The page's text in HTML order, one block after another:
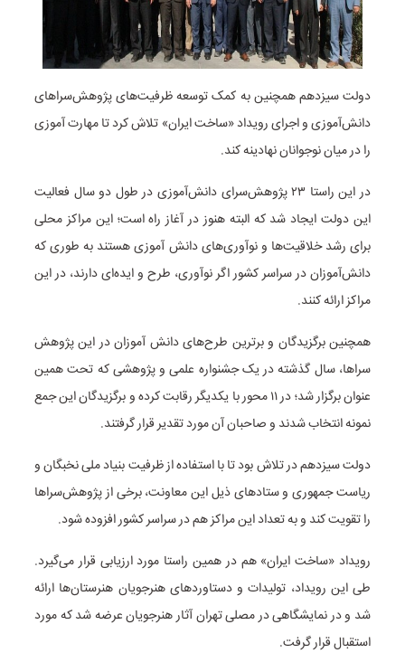
دولت سیزدهم همچنین به کمک توسعه ظرفیت‌های پژوهش‌سراهای
دانش‌آموزی و اجرای رویداد «ساخت ایران» تلاش کرد تا مهارت آموزی
را در میان نوجوانان نهادینه کند.
در این راستا ۲۳ پژوهش‌سرای دانش‌آموزی در طول دو سال فعالیت
این دولت ایجاد شد که البته هنوز در آغاز راه است؛ این مراکز محلی
برای رشد خلاقیت‌ها و نوآوری‌های دانش آموزی هستند به طوری که
دانش‌آموزان در سراسر کشور اگر نوآوری، طرح و ایده‌ای دارند، در این
مراکز ارائه کنند.
همچنین برگزیدگان و برترین طرح‌های دانش آموزان در این پژوهش
سراها، سال گذشته در یک جشنواره علمی و پژوهشی که تحت همین
عنوان برگزار شد؛ در ۱۱ محور با یکدیگر رقابت کرده و برگزیدگان این جمع
نمونه انتخاب شدند و صاحبان آن مورد تقدیر قرار گرفتند.
دولت سیزدهم در تلاش بود تا با استفاده از ظرفیت بنیاد ملی نخبگان و
ریاست جمهوری و ستادهای ذیل این معاونت، برخی از پژوهش‌سراها
را تقویت کند و به تعداد این مراکز هم در سراسر کشور افزوده شود.
رویداد «ساخت ایران» هم در همین راستا مورد ارزیابی قرار می‌گیرد.
طی این رویداد، تولیدات و دستاوردهای هنرجویان هنرستان‌ها ارائه
شد و در نمایشگاهی در مصلی تهران آثار هنرجویان عرضه شد که مورد
استقبال قرار گرفت.